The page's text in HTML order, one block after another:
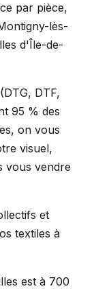
par pièce,
lès-
d'Île-de-
DTF,
95 % des
on vous
visuel,
vous vendre
et
textiles à
est à 700